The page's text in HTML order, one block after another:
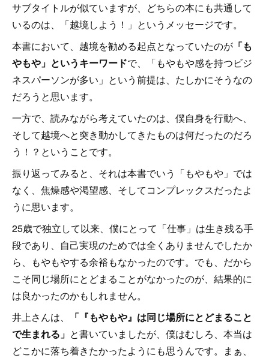
サブタイトルが似ていますが、どちらの本にも共通して
いるのは、「越境しよう！」というメッセージです。
本書において、越境を勧める起点となっていたのが 「も
やもや」というキーワードで、「もやもや感を持つビジ
ネスパーソンが多い」という前提は、たしかにそうなの
だろうと思います。
一方で、読みながら考えていたのは、僕自身を行動へ、
そして越境へと突き動かしてきたものは何だったのだろ
う！？ということです。
振り返ってみると、それは本書でいう「もやもや」では
なく、焦燥感や渇望感、そしてコンプレックスだったよ
うに思います。
25歳で独立して以来、僕にとって「仕事」は生き残る手
段であり、自己実現のためでは全くありませんでしたか
ら、もやもやする余裕もなかったのです。でも、だから
こそ同じ場所にとどまることがなかったのが、結果的に
は良かったのかもしれません。
井上さんは、
「『もやもや』は同じ場所にとどまること
で生まれる」 と書いていましたが、僕はむしろ、本当は
どこかに落ち着きたかったようにも思うんです。まぁ、